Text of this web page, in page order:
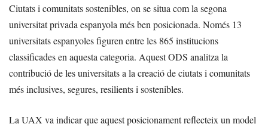
Ciutats i comunitats sostenibles, on se situa com la segona
universitat privada espanyola més ben posicionada. Només 13
universitats espanyoles figuren entre les 865 institucions
classificades en aquesta categoria. Aquest ODS analitza la
contribució de les universitats a la creació de ciutats i comunitats
més inclusives, segures, resilients i sostenibles.
La UAX va indicar que aquest posicionament reflecteix un model